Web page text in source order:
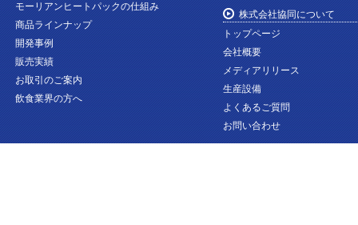
モーリアンヒートパックの仕組み
商品ラインナップ
開発事例
販売実績
お取引のご案内
飲食業界の方へ
株式会社協同について
トップページ
会社概要
メディアリリース
生産設備
よくあるご質問
お問い合わせ